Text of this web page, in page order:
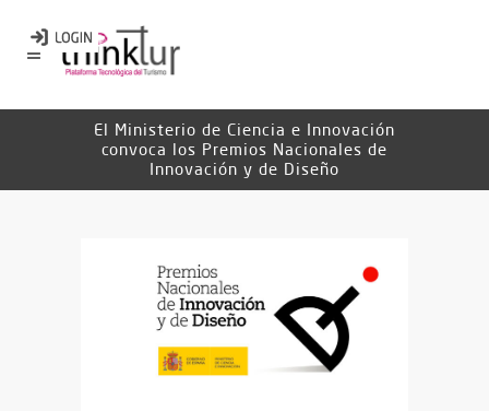
El Ministerio de Ciencia e Innovación
convoca los Premios Nacionales de
Innovación y de Diseño